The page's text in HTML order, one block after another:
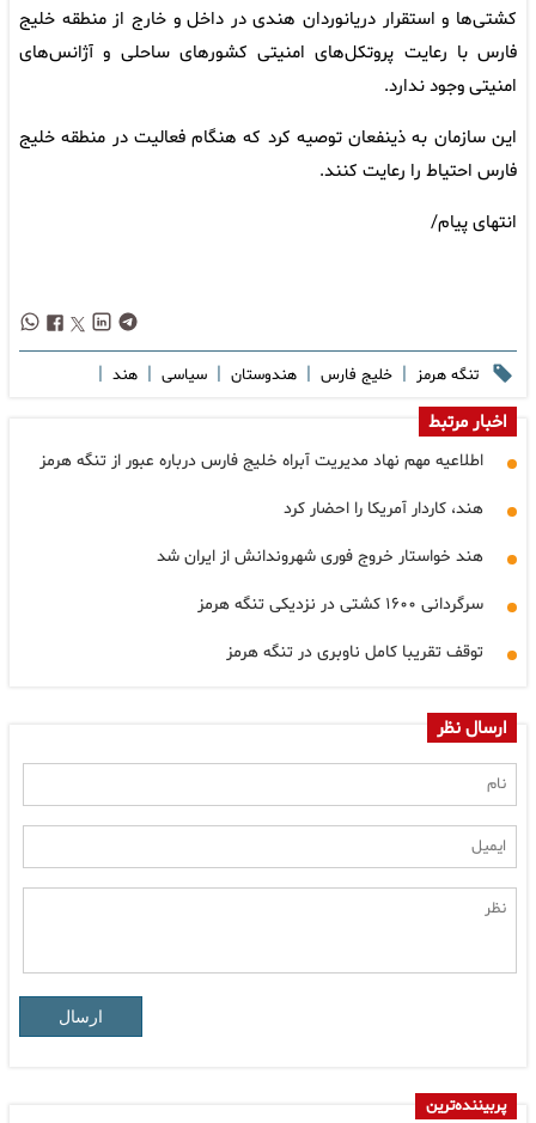
کشتی‌ها و استقرار دریانوردان هندی در داخل و خارج از منطقه خلیج
فارس با رعایت پروتکل‌های امنیتی کشورهای ساحلی و آژانس‌های
امنیتی وجود ندارد.
این سازمان به ذینفعان توصیه کرد که هنگام فعالیت در منطقه خلیج
فارس احتیاط را رعایت کنند.
انتهای پیام/
تنگه هرمز | خلیج فارس | هندوستان | سیاسی | هند |
اخبار مرتبط
اطلاعیه مهم نهاد مدیریت آبراه خلیج فارس درباره عبور از تنگه هرمز
هند، کاردار آمریکا را احضار کرد
هند خواستار خروج فوری شهروندانش از ایران شد
سرگردانی ۱۶۰۰ کشتی در نزدیکی تنگه هرمز
توقف تقریبا کامل ناوبری در تنگه هرمز
ارسال نظر
ارسال
پربیننده‌ترین